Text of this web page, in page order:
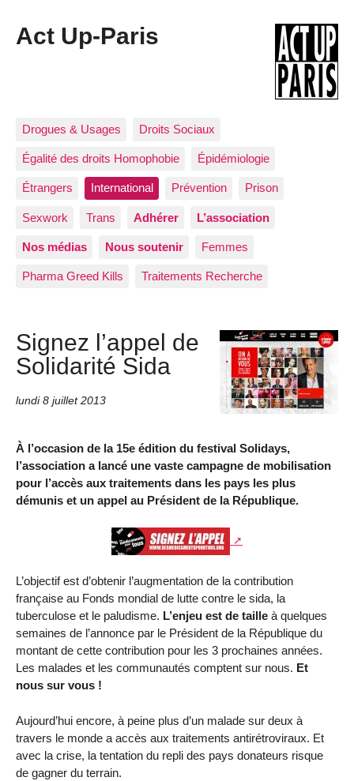
Act Up-Paris
Drogues & Usages Droits Sociaux
Égalité des droits Homophobie Épidémiologie
Étrangers International Prévention Prison
Sexwork Trans Adhérer L’association
Nos médias Nous soutenir Femmes
Pharma Greed Kills Traitements Recherche
Signez l’appel de
Solidarité Sida
lundi 8 juillet 2013
À l’occasion de la 15e édition du festival Solidays,
l’association a lancé une vaste campagne de mobilisation
pour l’accès aux traitements dans les pays les plus
démunis et un appel au Président de la République.
L’objectif est d’obtenir l’augmentation de la contribution
française au Fonds mondial de lutte contre le sida, la
tuberculose et le paludisme. L’enjeu est de taille à quelques
semaines de l’annonce par le Président de la République du
montant de cette contribution pour les 3 prochaines années.
Les malades et les communautés comptent sur nous. Et
nous sur vous !
Aujourd’hui encore, à peine plus d’un malade sur deux à
travers le monde a accès aux traitements antirétroviraux. Et
avec la crise, la tentation du repli des pays donateurs risque
de gagner du terrain.